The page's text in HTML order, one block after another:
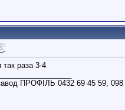
так раза 3-4
ПРОФІЛЬ 0432 69 45 59, 098